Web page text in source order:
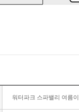
워터파크 스파밸리 여름